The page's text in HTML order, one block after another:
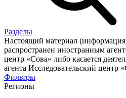
Разделы
Настоящий материал
распространен иностранным
центр «Сова» либо касается
агента Исследовательский центр
Фильтры
Регионы